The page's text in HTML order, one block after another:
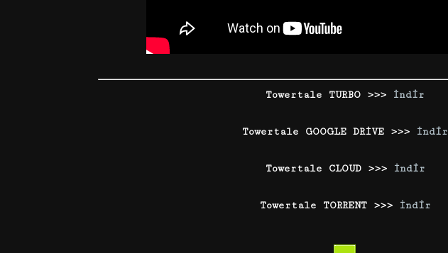
Towertale TURBO >>> İndir
Towertale GOOGLE DRİVE >>> İndir
Towertale CLOUD >>>İndir
Towertale TORRENT >>>İndir